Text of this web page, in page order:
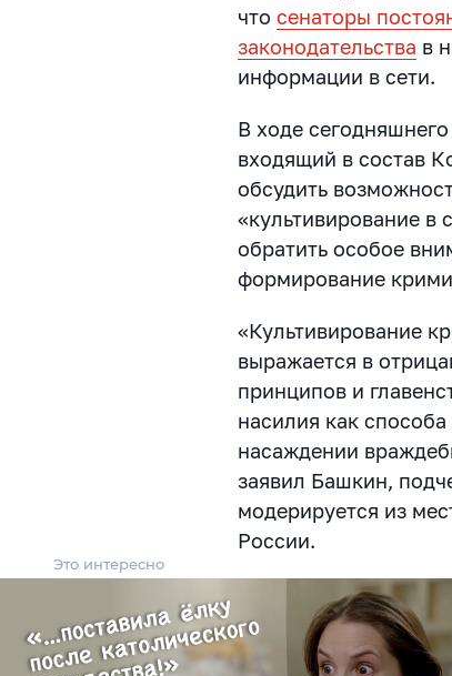
чтосенаторы
законодательства в
информации в сети.
В ходе
входящий в состав
обсудить
«культивирование в
обратить особое
формирование
«Культивирование
выражается в
принципов и
насилия как
насаждении
заявил Башкин,
модерируется из
России.
Это интересно